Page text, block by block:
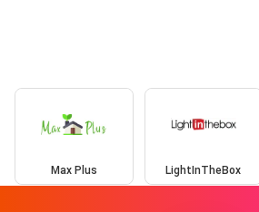
Max Plus LightInTheBox